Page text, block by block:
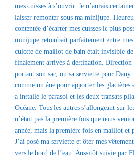
mes cuisses à s’ouvrir. Je n’aurais
laisser remonter sous ma minijupe.
contentée d’écarter mes cuisses le plus
minijupe retombait parfaitement entre mes
culotte de maillot de bain était invisible de
finalement arrivés à destination. Direction
portant son sac, ou sa serviette pour
comme un âne pour apporter les glacières
a installé le parasol et les deux transats
Océane. Tous les autres s’allongeant sur
n’était pas la première fois que nous
année, mais la première fois en maillot et
J’ai posé ma serviette et ôter mes
vers le bord de l’eau. Aussitôt suivie par